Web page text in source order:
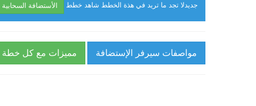
جديدلا تجد ما تريد في هذة الخطط شاهد خطط الأستضافة السحابية
مواصفات سيرفر الإستضافة مميزات مع كل خطة